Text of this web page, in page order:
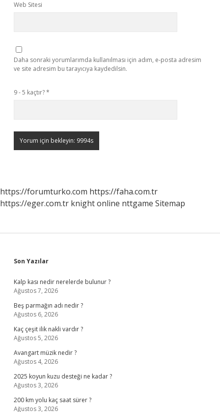
Web Sitesi
Daha sonraki yorumlarımda kullanılması için adım, e-posta adresim
ve site adresim bu tarayıcıya kaydedilsin.
9 - 5 kaçtır?*
https://forumturko.com https://faha.com.tr
https://eger.com.tr knight online nttgame Sitemap
Sidebar
Son Yazılar
Kalp kası nedir nerelerde bulunur ?
Ağustos 7, 2026
Beş parmağın adı nedir ?
Ağustos 6, 2026
Kaç çeşit ilik nakli vardır ?
Ağustos 5, 2026
Avangart müzik nedir ?
Ağustos 4, 2026
2025 koyun kuzu desteği ne kadar ?
Ağustos 3, 2026
200 km yolu kaç saat sürer ?
Ağustos 3, 2026